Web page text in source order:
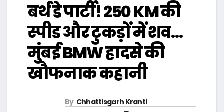
बर्थ डे पार्टी! 250 KM की
स्पीड और टुकड़ों में शव…
मुंबई BMW हादसे की
खौफनाक कहानी
By Chhattisgarh Kranti